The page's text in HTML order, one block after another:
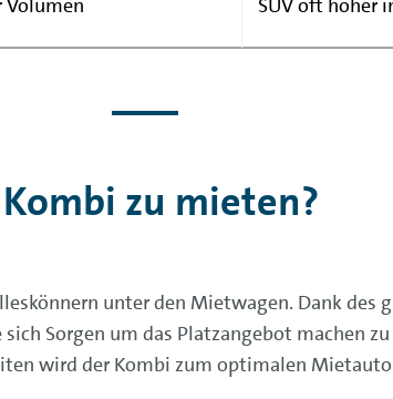
Volumen SUV oft höher
zu mieten?
unter den Mietwagen. Dank des
Sorgen um das Platzangebot machen
wird der Kombi zum optimalen